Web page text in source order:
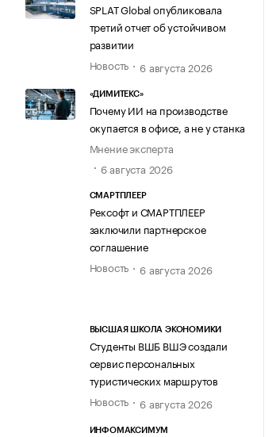
SPLAT Global опубликовала
третий отчет об устойчивом
развитии
Новость
6 августа 2026
«ДИМИТЕКС»
Почему ИИ на производстве
окупается в офисе, а не у станка
Мнение эксперта
6 августа 2026
СМАРТПЛЕЕР
Рексофт и СМАРТПЛЕЕР
заключили партнерское
соглашение
Новость
6 августа 2026
ВЫСШАЯ ШКОЛА ЭКОНОМИКИ
Студенты ВШБ ВШЭ создали
сервис персональных
туристических маршрутов
Новость
6 августа 2026
ИНФОМАКСИМУМ